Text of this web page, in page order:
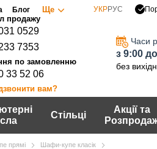
Блог Ще УКРРУС
0529
7353
33 52 06
вам?
Часи
з 9:00
без
Стільці
Акції та
прямі
Шафи-купе класік